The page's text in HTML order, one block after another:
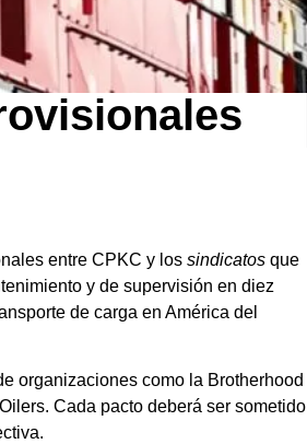
entre CPKC y los sindicatos que
y de supervisión en diez
de carga en América del
organizaciones como la Brotherhood
Cada pacto deberá ser sometido